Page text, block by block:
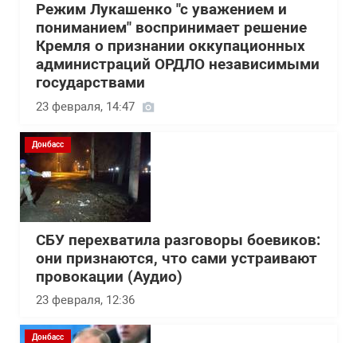
Режим Лукашенко "с уважением и
пониманием" воспринимает решение
Кремля о признании оккупационных
администраций ОРДЛО независимыми
государствами
23 февраля, 14:47
Донбасс
СБУ перехватила разговоры боевиков:
они признаются, что сами устраивают
провокации (Аудио)
23 февраля, 12:36
Донбасс